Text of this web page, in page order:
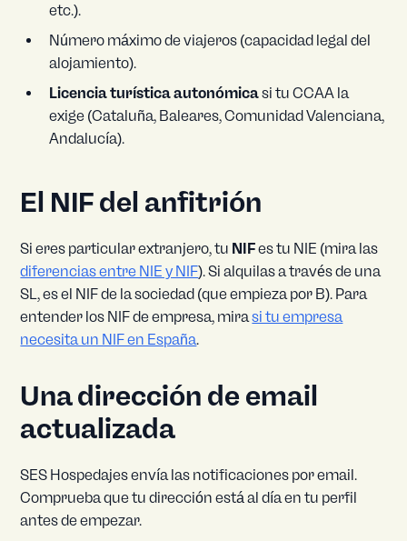
etc.).
Número máximo de viajeros (capacidad legal del
alojamiento).
Licencia turística autonómicasi tu CCAA la
exige (Cataluña, Baleares, Comunidad Valenciana,
Andalucía).
El NIF del anfitrión
Si eres particular extranjero, tu NIFes tu NIE (mira las
diferencias entre NIE y NIF). Si alquilas a través de una
SL, es el NIF de la sociedad (que empieza por B). Para
entender los NIF de empresa, mirasi tu empresa
necesita un NIF en España.
Una dirección de email
actualizada
SES Hospedajes envía las notificaciones por email.
Comprueba que tu dirección está al día en tu perfil
antes de empezar.